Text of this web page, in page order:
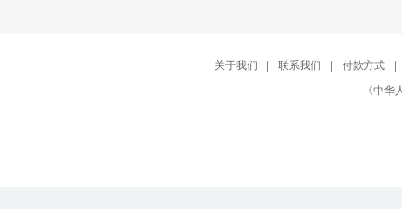
关于我们 | 联系我们 | 付款方式
|
《中